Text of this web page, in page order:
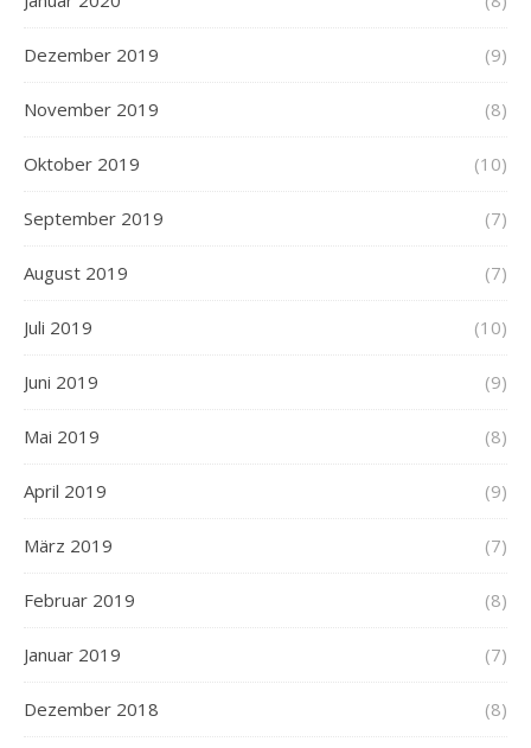
Dezember 2019 (9)
November 2019 (8)
Oktober 2019 (10)
September 2019 (7)
August 2019 (7)
Juli 2019 (10)
Juni 2019 (9)
Mai 2019 (8)
April 2019 (9)
März 2019 (7)
Februar 2019 (8)
Januar 2019 (7)
Dezember 2018 (8)